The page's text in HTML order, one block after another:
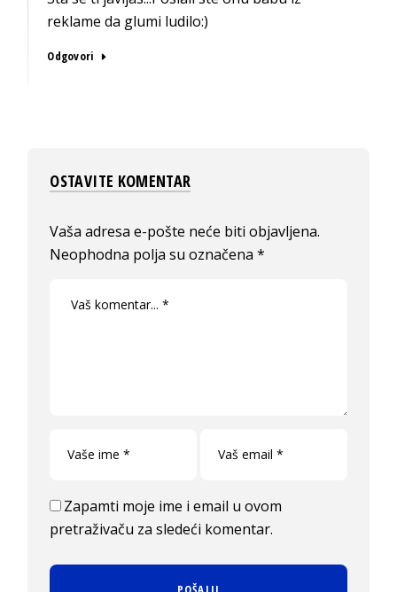
reklame da glumi ludilo:)
Odgovori
OSTAVITE KOMENTAR
Vaša adresa e-pošte neće biti objavljena.
Neophodna polja su označena*
Zapamti moje ime i email u ovom
pretraživaču za sledeći komentar.